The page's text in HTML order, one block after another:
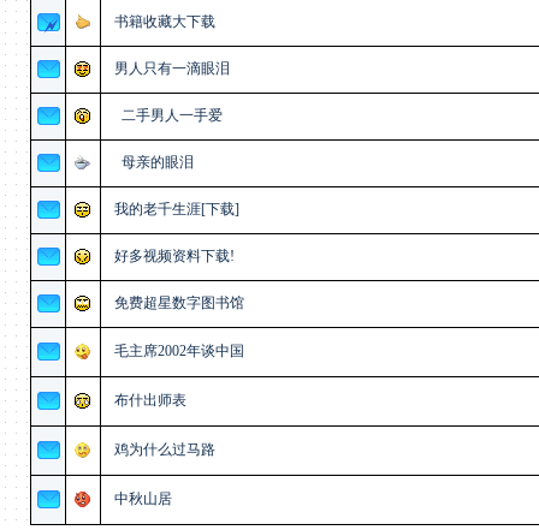
书籍收藏大下载
男人只有一滴眼泪
二手男人一手爱
母亲的眼泪
我的老千生涯[下载]
好多视频资料下载!
免费超星数字图书馆
毛主席2002年谈中国
布什出师表
鸡为什么过马路
中秋山居